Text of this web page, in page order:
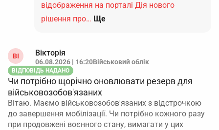
відображення на порталі Дія нового
рішення про… Ще
ВІ Вікторія
06.08.2026 | 16:20Військовий облік
ВІДПОВІДЬ НАДАНО
Чи потрібно щорічно оновлювати резерв для
військовозобов'язаних
Вітаю. Маємо військовозобов'язаних з відстрочкою
до завершення мобілізації. Чи потрібно кожного разу
при продовжені воєнного стану, вимагати у цих